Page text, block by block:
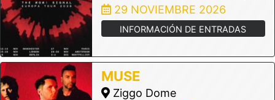
29 NOVIEMBRE 2026
INFORMACIÓN DE ENTRADAS
MUSE
Ziggo Dome